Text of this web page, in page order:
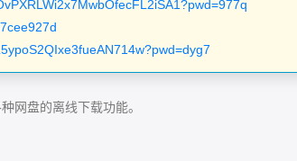
网盘的离线下载功能。